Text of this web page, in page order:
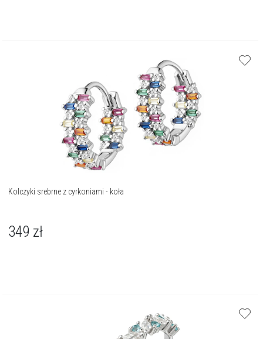
Kolczyki srebrne z cyrkoniami - koła
349 zł